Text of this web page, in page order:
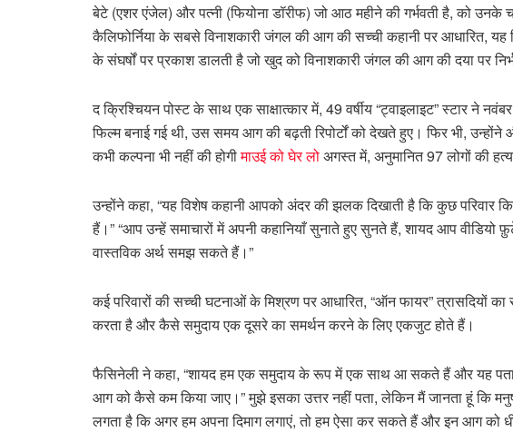
बेटे (एशर एंजेल) और पत्नी (फियोना डॉरीफ) जो आठ महीने की गर्भवती है, को उनके
कैलिफोर्निया के सबसे विनाशकारी जंगल की आग की सच्ची कहानी पर आधारित, यह
के संघर्षों पर प्रकाश डालती है जो खुद को विनाशकारी जंगल की आग की दया पर
द क्रिश्चियन पोस्ट के साथ एक साक्षात्कार में, 49 वर्षीय “ट्वाइलाइट” स्टार ने
फिल्म बनाई गई थी, उस समय आग की बढ़ती रिपोर्टों को देखते हुए। फिर भी,
कभी कल्पना भी नहीं की होगीमाउई को घेर लोअगस्त में, अनुमानित 97 लोगों की
उन्होंने कहा, “यह विशेष कहानी आपको अंदर की झलक दिखाती है कि कुछ परिवार
हैं।” “आप उन्हें समाचारों में अपनी कहानियाँ सुनाते हुए सुनते हैं, शायद आप
वास्तविक अर्थ समझ सकते हैं।”
कई परिवारों की सच्ची घटनाओं के मिश्रण पर आधारित, “ऑन फायर” त्रासदियों
करता है और कैसे समुदाय एक दूसरे का समर्थन करने के लिए एकजुट होते हैं।
फैसिनेली ने कहा, “शायद हम एक समुदाय के रूप में एक साथ आ सकते हैं और यह
आग को कैसे कम किया जाए।” मुझे इसका उत्तर नहीं पता, लेकिन मैं जानता हूं कि
लगता है कि अगर हम अपना दिमाग लगाएं, तो हम ऐसा कर सकते हैं और इन आग को